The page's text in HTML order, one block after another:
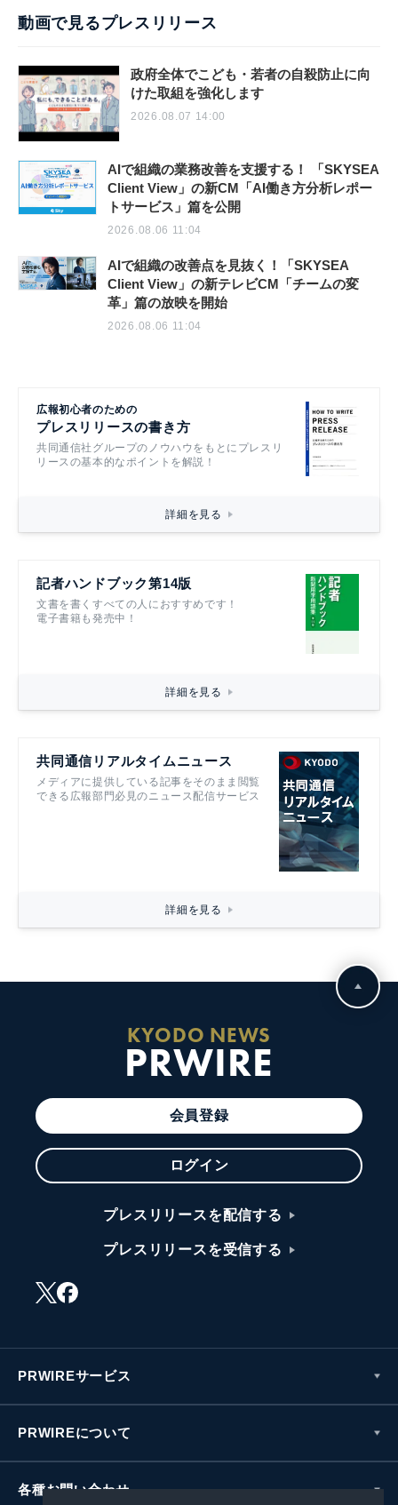
動画で見るプレスリリース
政府全体でこども・若者の自殺防止に向
けた取組を強化します
2026.08.07 14:00
AIで組織の業務改善を支援する！ 「SKYSEA
Client View」の新CM「AI働き方分析レポー
トサービス」篇を公開
2026.08.06 11:04
AIで組織の改善点を見抜く！「SKYSEA
Client View」の新テレビCM「チームの変
革」篇の放映を開始
2026.08.06 11:04
広報初心者のための
プレスリリースの書き方
共同通信社グループのノウハウをもとにプレスリ
リースの基本的なポイントを解説！
詳細を見る
記者ハンドブック第14版
文書を書くすべての人におすすめです！
電子書籍も発売中！
詳細を見る
共同通信リアルタイムニュース
メディアに提供している記事をそのまま閲覧
できる広報部門必見のニュース配信サービス
詳細を見る
KYODO NEWS
PRWIRE
会員登録
ログイン
プレスリリースを配信する
プレスリリースを受信する
PRWIREサービス
PRWIREについて
各種お問い合わせ